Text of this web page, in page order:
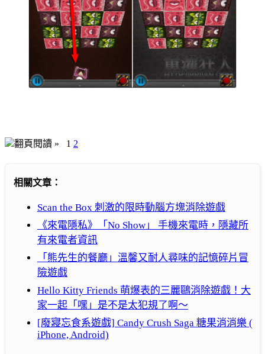
翻頁閱讀 » 1 2
相關文章：
Scan the Box 刺激的限時動腦方塊消除遊戲
《來電隱私》「No Show」 手機來電時，隱藏所
有來電者資訊
「熊先生的餐廳」溫馨又耐人尋味的記憶碎片冒
險遊戲
Hello Kitty Friends 萌爆表的三麗鷗消除遊戲！大
家一起「嘿」是不是太犯規了啊～
[廢寢忘食系遊戲] Candy Crush Saga 糖果消消樂 (
iPhone, Android)